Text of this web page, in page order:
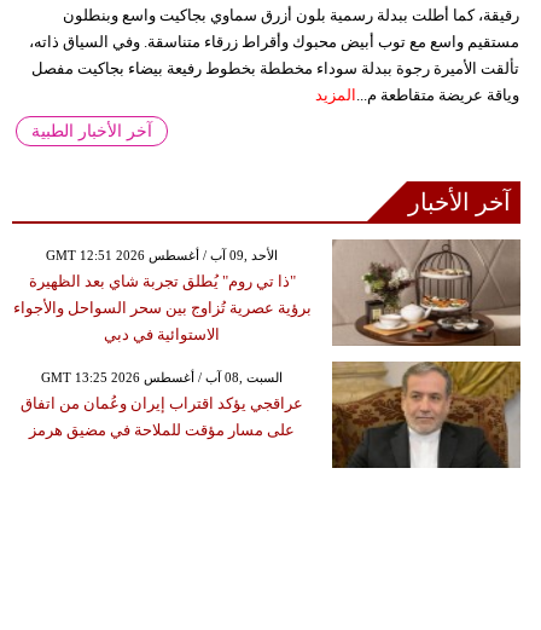
رقيقة، كما أطلت ببدلة رسمية بلون أزرق سماوي بجاكيت واسع وبنطلون
مستقيم واسع مع توب أبيض محبوك وأقراط زرقاء متناسقة. وفي السياق ذاته،
تألقت الأميرة رجوة ببدلة سوداء مخططة بخطوط رفيعة بيضاء بجاكيت مفصل
وياقة عريضة متقاطعة م... المزيد
آخر الأخبار الطبية
آخر الأخبار
GMT 12:51 2026 الأحد ,09 آب / أغسطس
"ذا تي روم" يُطلق تجربة شاي بعد الظهيرة
برؤية عصرية تُزاوج بين سحر السواحل والأجواء
الاستوائية في دبي
GMT 13:25 2026 السبت ,08 آب / أغسطس
عراقجي يؤكد اقتراب إيران وعُمان من اتفاق
على مسار مؤقت للملاحة في مضيق هرمز